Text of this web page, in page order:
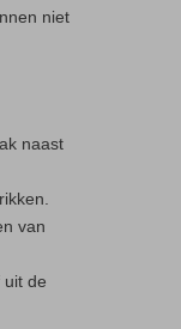
niet
naast
van
uit de